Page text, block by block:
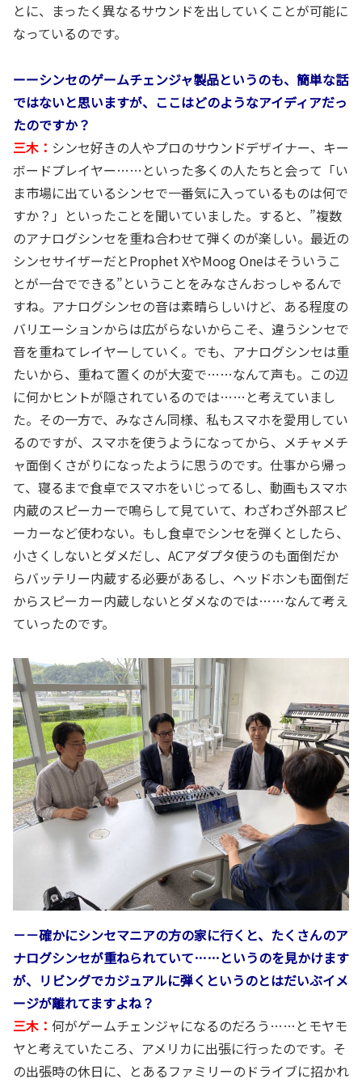
とに、まったく異なるサウンドを出していくことが可能に
なっているのです。
ーーシンセのゲームチェンジャ製品というのも、簡単な話
ではないと思いますが、ここはどのようなアイディアだっ
たのですか？
三木： シンセ好きの人やプロのサウンドデザイナー、キー
ボードプレイヤー……といった多くの人たちと会って「い
ま市場に出ているシンセで一番気に入っているものは何で
すか？」といったことを聞いていました。すると、”複数
のアナログシンセを重ね合わせて弾くのが楽しい。最近の
シンセサイザーだとProphet XやMoog Oneはそういうこ
とが一台でできる”ということをみなさんおっしゃるんで
すね。アナログシンセの音は素晴らしいけど、ある程度の
バリエーションからは広がらないからこそ、違うシンセで
音を重ねてレイヤーしていく。でも、アナログシンセは重
たいから、重ねて置くのが大変で……なんて声も。この辺
に何かヒントが隠されているのでは……と考えていまし
た。その一方で、みなさん同様、私もスマホを愛用してい
るのですが、スマホを使うようになってから、メチャメチ
ャ面倒くさがりになったように思うのです。仕事から帰っ
て、寝るまで食卓でスマホをいじってるし、動画もスマホ
内蔵のスピーカーで鳴らして見ていて、わざわざ外部スピ
ーカーなど使わない。もし食卓でシンセを弾くとしたら、
小さくしないとダメだし、ACアダプタ使うのも面倒だか
らバッテリー内蔵する必要があるし、ヘッドホンも面倒だ
からスピーカー内蔵しないとダメなのでは……なんて考え
ていったのです。
－－確かにシンセマニアの方の家に行くと、たくさんのア
ナログシンセが重ねられていて……というのを見かけます
が、リビングでカジュアルに弾くというのとはだいぶイメ
ージが離れてますよね？
三木： 何がゲームチェンジャになるのだろう……とモヤモ
ヤと考えていたころ、アメリカに出張に行ったのです。そ
の出張時の休日に、とあるファミリーのドライブに招かれ